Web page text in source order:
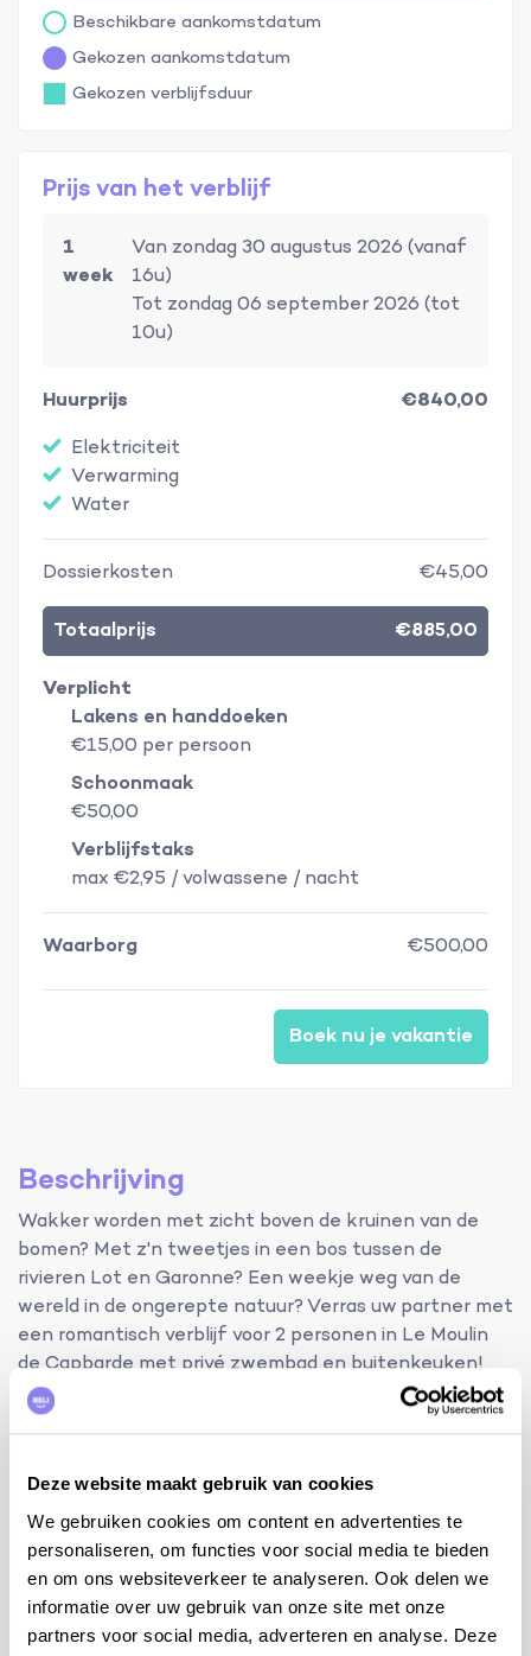
Deze website maakt gebruik van cookies
We gebruiken cookies om content en advertenties te
personaliseren, om functies voor social media te bieden
en om ons websiteverkeer te analyseren. Ook delen we
informatie over uw gebruik van onze site met onze
partners voor social media, adverteren en analyse. Deze
Beschikbare aankomstdatum
Gekozen aankomstdatum
Gekozen verblijfsduur
Prijs van het verblijf
1
week
Van zondag 30 augustus 2026 (vanaf
16u)
Tot zondag 06 september 2026 (tot
10u)
Huurprijs
€840,00
Elektriciteit
Verwarming
Water
Dossierkosten €45,00
Totaalprijs €885,00
Verplicht
Lakens en handdoeken
€15,00 per persoon
Schoonmaak
€50,00
Verblijfstaks
max €2,95 / volwassene / nacht
Waarborg €500,00
Boek nu je vakantie
Beschrijving
Wakker worden met zicht boven de kruinen van de
bomen? Met z'n tweetjes in een bos tussen de
rivieren Lot en Garonne? Een weekje weg van de
wereld in de ongerepte natuur? Verras uw partner met
een romantisch verblijf voor 2 personen in Le Moulin
de Capbarde met privé zwembad en buitenkeuken!
Terras en overdekt terras met tuinmeubels, plancha, 4
ligzetels, hangmat en 2 parasols. Living met zithoek
gelijkvloers met enkele spoelbak, kleine koelkast,
inductie fornuis, oven, microgolfoven, Senseo en mixer.
Stofzuiger.
bijkomende info:
1 ventilator